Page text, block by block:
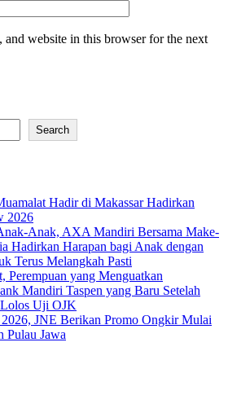
and website in this browser for the next
Search
Hadir di Makassar Hadirkan
2026
Anak, AXA Mandiri Bersama Make-
Hadirkan Harapan bagi Anak dengan
Terus Melangkah Pasti
Perempuan yang Menguatkan
Mandiri Taspen yang Baru Setelah
Uji OJK
JNE Berikan Promo Ongkir Mulai
Pulau Jawa